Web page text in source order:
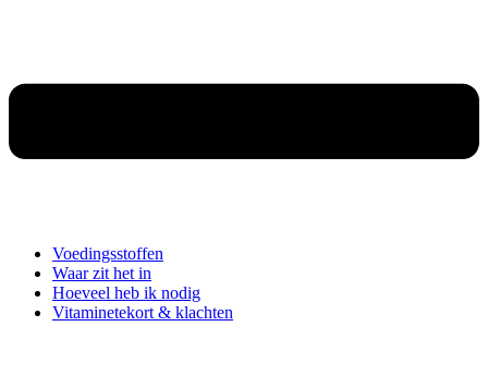
Voedingsstoffen
Waar zit het in
Hoeveel heb ik nodig
Vitaminetekort & klachten